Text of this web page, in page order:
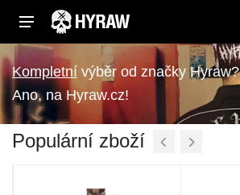
výběr od značky Hyraw?
Ano, na Hyraw.cz!
Populární zboží